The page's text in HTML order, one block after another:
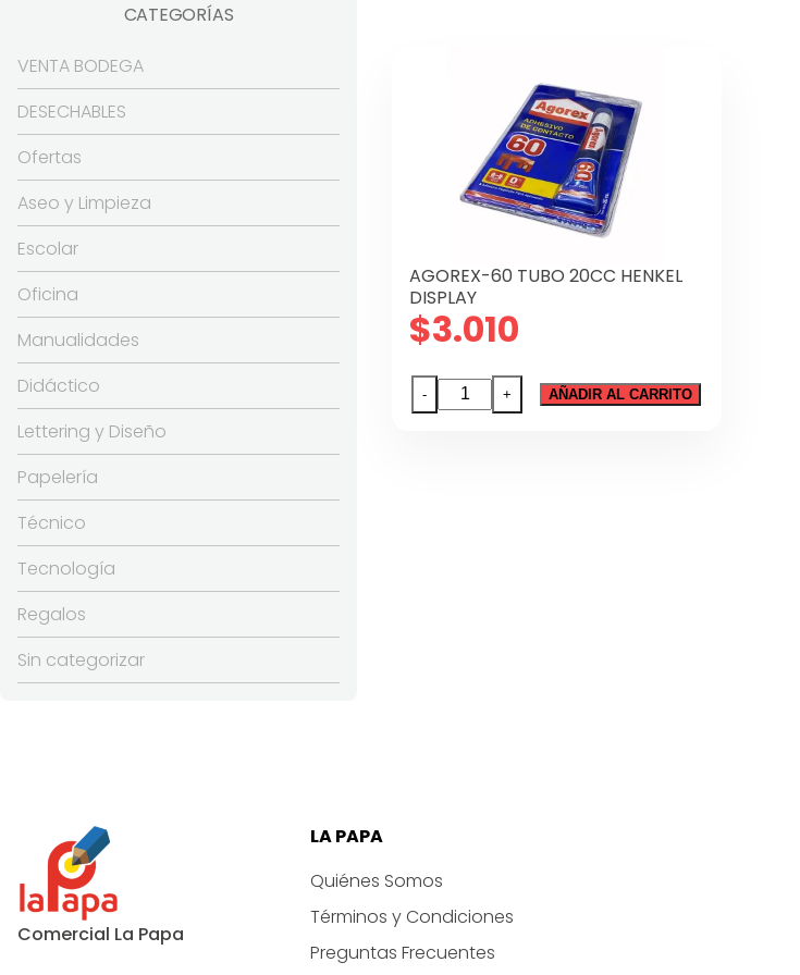
CATEGORÍAS
VENTA BODEGA
DESECHABLES
Ofertas
Aseo y Limpieza
Escolar
Oficina
Manualidades
Didáctico
Lettering y Diseño
Papelería
Técnico
Tecnología
Regalos
Sin categorizar
AGOREX-60 TUBO 20CC HENKEL
DISPLAY
$3.010
-
AGOREX-
60
+ AÑADIR AL CARRITO
Comercial La Papa
LA PAPA
Quiénes Somos
Términos y Condiciones
Preguntas Frecuentes